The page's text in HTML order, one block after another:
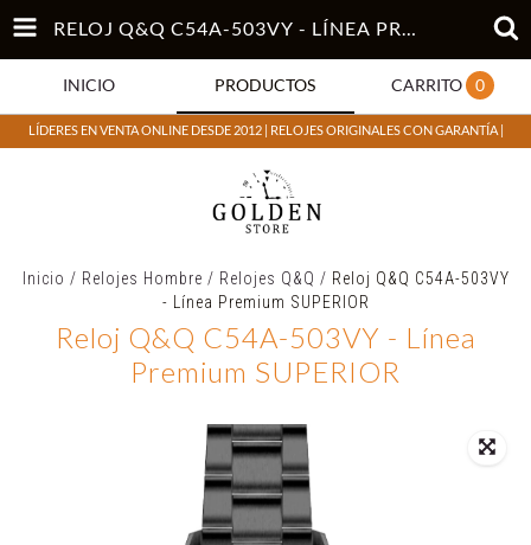
RELOJ Q&Q C54A-503VY - LÍNEA PREMIUM SUPERIOR
INICIO PRODUCTOS CARRITO 0
LÍDERES EN VENTA ONLINE DESDE 2012 | RELOJES ORIGINALES CON GARANTÍA |
Inicio / Relojes Hombre / Relojes Q&Q / Reloj Q&Q C54A-503VY
- Línea Premium SUPERIOR
Reloj Q&Q C54A-503VY - Línea
Premium SUPERIOR